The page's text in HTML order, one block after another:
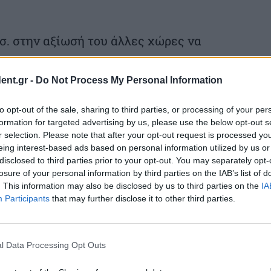
- Do Not Process My Personal Information
opt-out of the sale, sharing to third parties, or processing of your
for targeted advertising by us, please use the below opt-out
selection. Please note that after your opt-out request is processed
interest-based ads based on personal information utilized by us
to third parties prior to your opt-out. You may separately
of your personal information by third parties on the IAB’s list of
This information may also be disclosed by us to third parties on the
Participants that may further disclose it to other third parties.
Data Processing Opt Outs
στην αξίωσή του άλλες χώρες να
η απάντηση είναι αρνητική, νομίζω ότι
για το μέλλον του NATO», πρόσθεσε ο
σε συμμάχους και Κίνα
Τραμπ πίεσε συμμάχους των ΗΠΑ και
για να καταστεί ασφαλής η
μέσω του στενού του
αρχίζουν σήμερα να
από τα στρατηγικά τους αποθέματα